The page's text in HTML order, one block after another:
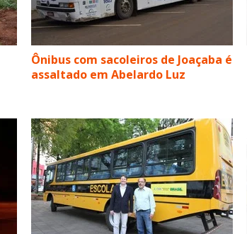
Ônibus com sacoleiros de Joaçaba é
assaltado em Abelardo Luz